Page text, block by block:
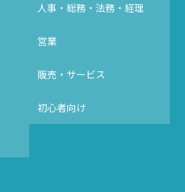
人事・総務・法務・経理
営業
販売・サービス
初心者向け